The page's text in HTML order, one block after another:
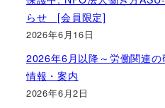
らせ [会員限定]
2026年6月16日
2026年6月以降～労働関連
情報・案内
2026年6月2日